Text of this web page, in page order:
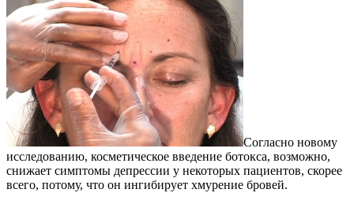
Согласно новому
исследованию, косметическое введение ботокса, возможно,
снижает симптомы депрессии у некоторых пациентов, скорее
всего, потому, что он ингибирует хмурение бровей.